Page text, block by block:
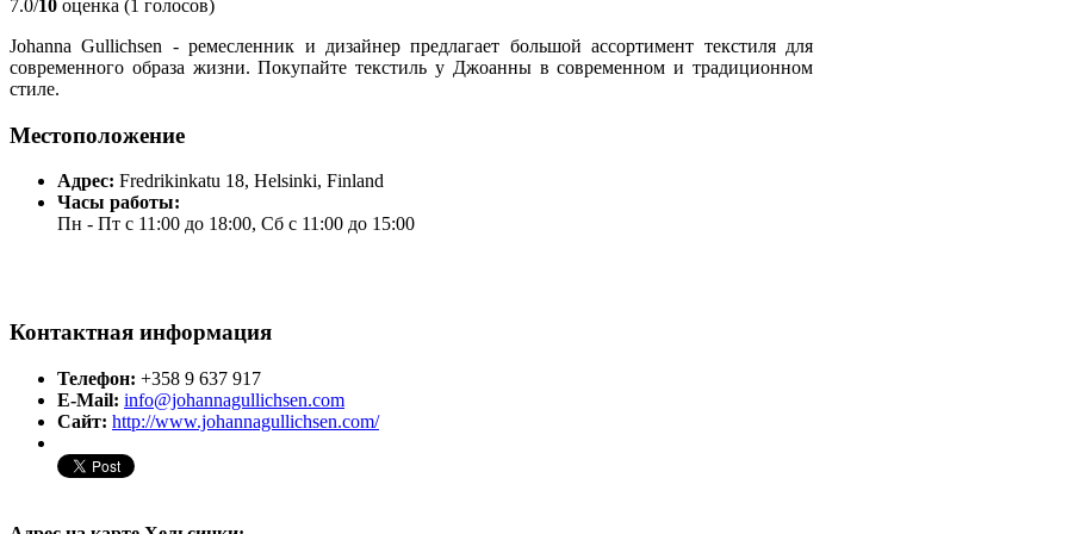
7.0/10 оценка (1 голосов)
Johanna Gullichsen - ремесленник и дизайнер предлагает большой ассортимент текстиля для
современного образа жизни. Покупайте текстиль у Джоанны в современном и традиционном
стиле.
Местоположение
Адрес: Fredrikinkatu 18, Helsinki, Finland
Часы работы:
Пн - Пт с 11:00 до 18:00, Сб с 11:00 до 15:00
Контактная информация
Телефон: +358 9 637 917
E-Mail: info@johannagullichsen.com
Сайт: http://www.johannagullichsen.com/